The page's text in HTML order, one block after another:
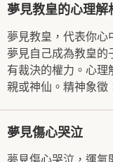
夢見教皇的心理解
夢見教皇，代表你心
夢見自己成為教皇的
有裁決的權力。心理
親或神仙。精神象徵
夢見傷心哭泣
夢見傷心哭泣，運氣